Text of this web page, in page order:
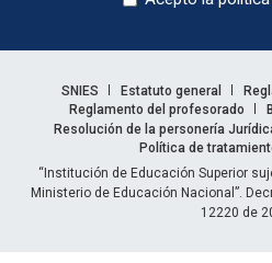
Enlaces legales
SNIES Estatuto general
Reglamento del profesorado
Resolución de la personería
Política de
Información legal
“Institución de Educación Superior
Ministerio de Educación Nacional”.
12220 de